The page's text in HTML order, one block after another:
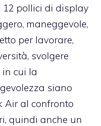
12 pollici di display
maneggevole,
per lavorare,
svolgere
cui la
siano
Air al confronto
quindi anche un